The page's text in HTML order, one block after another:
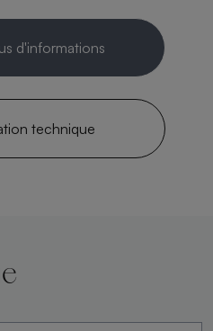
d'informations
technique